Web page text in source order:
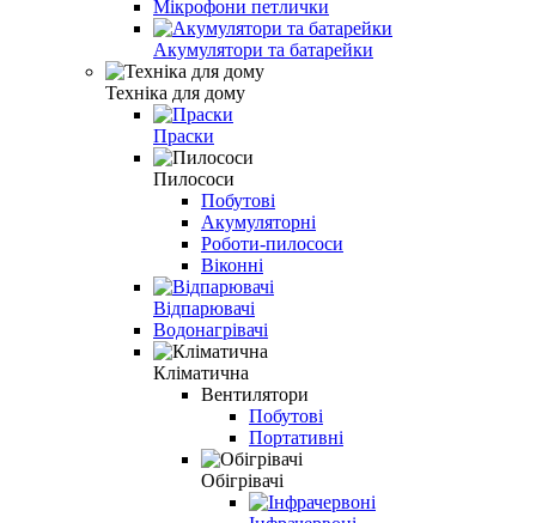
Мікрофони петлички
Акумулятори та батарейки
Техніка для дому
Праски
Пилососи
Побутові
Акумуляторні
Роботи-пилососи
Віконні
Відпарювачі
Водонагрівачі
Кліматична
Вентилятори
Побутові
Портативні
Обігрівачі